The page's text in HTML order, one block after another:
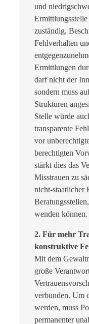
und
zuständig,
Fehlverhalten
Ermittlungen
darf nicht der
sondern muss
Strukturen
Stelle würde
transparente
vor
berechtigten
stärkt dies das
Misstrauen zu
nicht-staatlicher
wenden können.
2. Für mehr
konstruktive
Mit dem
große
verbunden. Um
werden, muss
permanenter